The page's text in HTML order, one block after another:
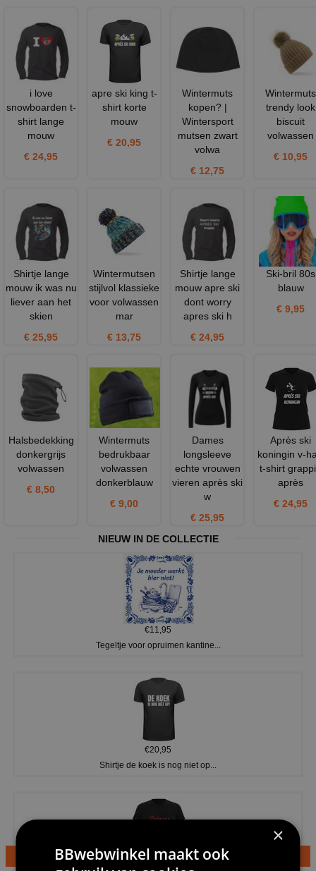
i love
snowboarden t-
shirt lange
mouw
€ 24,95
apre ski king t-
shirt korte
mouw
€ 20,95
Wintermuts
kopen? |
Wintersport
mutsen zwart
volwa
€ 12,75
Wintermuts
trendy look
biscuit
volwassen
€ 10,95
Shirtje lange
mouw ik was nu
liever aan het
skien
€ 25,95
Wintermutsen
stijlvol klassieke
voor volwassen
mar
€ 13,75
Shirtje lange
mouw apre ski
dont worry
apres ski h
€ 24,95
Ski-bril 80s
blauw
€ 9,95
Halsbedekking
donkergrijs
volwassen
€ 8,50
Wintermuts
bedrukbaar
volwassen
donkerblauw
€ 9,00
Dames
longsleeve
echte vrouwen
vieren après ski
w
€ 25,95
Après ski
koningin v-
t-shirt
après
€ 24,95
NIEUW IN DE COLLECTIE
€11,95
Tegeltje voor opruimen kantine...
€20,95
Shirtje de koek is nog niet op...
×
BBwebwinkel maakt ook